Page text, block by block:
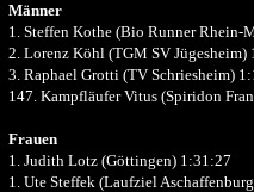
Männer
1. Steffen Kothe (Bio Runner Rhein-
2. Lorenz Köhl (TGM SV Jügesheim)
3. Raphael Grotti (TV Schriesheim)
147. Kampfläufer Vitus (Spiridon
Frauen
1. Judith Lotz (Göttingen) 1:31:27
1. Ute Steffek (Laufziel